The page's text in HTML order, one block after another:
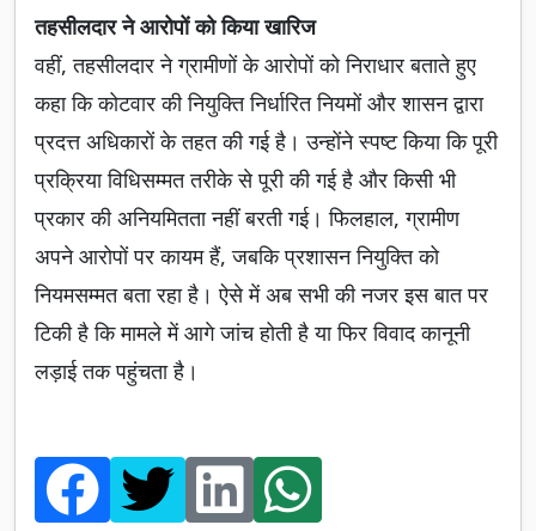
तहसीलदार ने आरोपों को किया खारिज
वहीं, तहसीलदार ने ग्रामीणों के आरोपों को निराधार बताते हुए
कहा कि कोटवार की नियुक्ति निर्धारित नियमों और शासन द्वारा
प्रदत्त अधिकारों के तहत की गई है। उन्होंने स्पष्ट किया कि पूरी
प्रक्रिया विधिसम्मत तरीके से पूरी की गई है और किसी भी
प्रकार की अनियमितता नहीं बरती गई। फिलहाल, ग्रामीण
अपने आरोपों पर कायम हैं, जबकि प्रशासन नियुक्ति को
नियमसम्मत बता रहा है। ऐसे में अब सभी की नजर इस बात पर
टिकी है कि मामले में आगे जांच होती है या फिर विवाद कानूनी
लड़ाई तक पहुंचता है।